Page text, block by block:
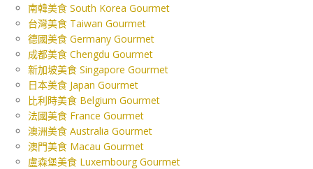
南韓美食 South Korea Gourmet
台灣美食 Taiwan Gourmet
德國美食 Germany Gourmet
成都美食 Chengdu Gourmet
新加坡美食 Singapore Gourmet
日本美食 Japan Gourmet
比利時美食 Belgium Gourmet
法國美食 France Gourmet
澳洲美食 Australia Gourmet
澳門美食 Macau Gourmet
盧森堡美食 Luxembourg Gourmet